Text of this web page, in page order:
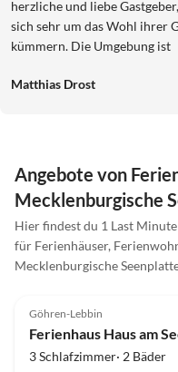
herzliche und liebe
sich sehr um das Wohl ihrer
kümmern. Die Umgebung ist
Sehenswürdigkeiten und
Matthias Drost
Angebote von
Mecklenburgische
Hier findest du 1 Last
für Ferienhäuser,
Mecklenburgische
Göhren-Lebbin
Ferienhaus Haus am
3 Schlafzimmer· 2 Bäder